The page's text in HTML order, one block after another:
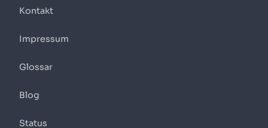
Kontakt
Impressum
Glossar
Blog
Status